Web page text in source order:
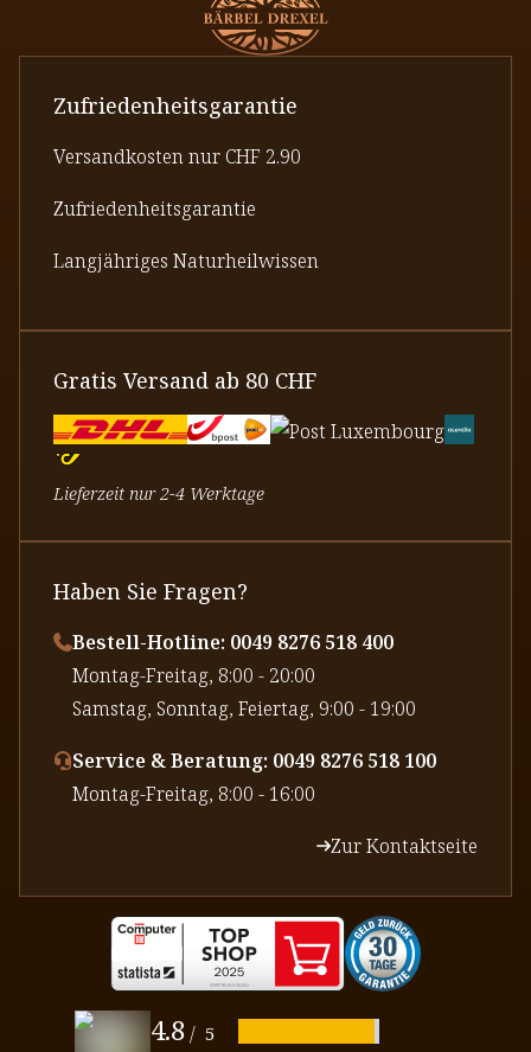
Zufriedenheitsgarantie
Versandkosten nur CHF 2.90
Zufriedenheitsgarantie
Langjähriges Naturheilwissen
Gratis Versand ab 80 CHF
Lieferzeit nur 2-4 Werktage
Haben Sie Fragen?
Bestell-Hotline: 0049 8276 518 400
⁠Montag-Freitag, 8:00 - 20:00
⁠Samstag, Sonntag, Feiertag, 9:00 - 19:00
Service & Beratung: 0049 8276 518 100
⁠Montag-Freitag, 8:00 - 16:00
Zur Kontaktseite
4.8 / 5